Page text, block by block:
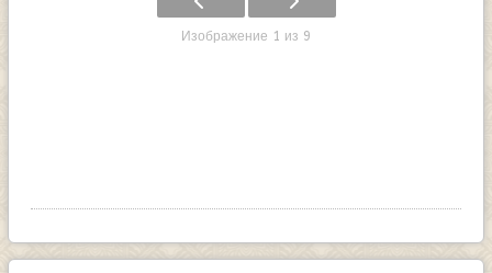
Изображение 1 из 9